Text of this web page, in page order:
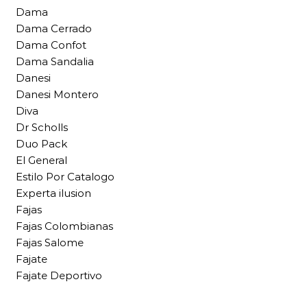
Dama
Dama Cerrado
Dama Confot
Dama Sandalia
Danesi
Danesi Montero
Diva
Dr Scholls
Duo Pack
El General
Estilo Por Catalogo
Experta ilusion
Fajas
Fajas Colombianas
Fajas Salome
Fajate
Fajate Deportivo